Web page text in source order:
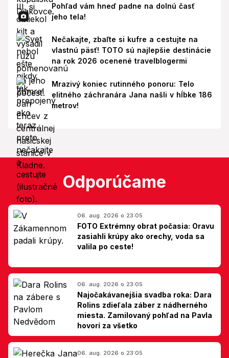
Pohľad vám hneď padne na dolnú časť
jeho tela!
Nečakajte, zbaľte si kufre a cestujte na
vlastnú päsť! TOTO sú najlepšie destinácie
na rok 2026 ocenené travelblogermi
Mrazivý koniec rutinného ponoru: Telo
elitného záchranára Jana našli v hĺbke 186
metrov!
Odporúčame
06. aug. 2026 o 23:05
FOTO Extrémny obrat počasia: Oravu
zasiahli krúpy ako orechy, voda sa
valila po ceste!
06. aug. 2026 o 23:05
Najočakávanejšia svadba roka: Dara
Rolins zdieľala záber z nádherného
miesta. Zamilovaný pohľad na Pavla
hovorí za všetko
06. aug. 2026 o 23:05